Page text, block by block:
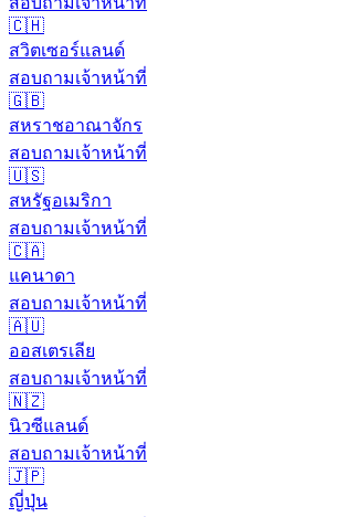
🇨🇭
สวิตเซอร์แลนด์
สอบถามเจ้าหน้าที่
🇬🇧
สหราชอาณาจักร
สอบถามเจ้าหน้าที่
🇺🇸
สหรัฐอเมริกา
สอบถามเจ้าหน้าที่
🇨🇦
แคนาดา
สอบถามเจ้าหน้าที่
🇦🇺
ออสเตรเลีย
สอบถามเจ้าหน้าที่
🇳🇿
นิวซีแลนด์
สอบถามเจ้าหน้าที่
🇯🇵
ญี่ปุ่น